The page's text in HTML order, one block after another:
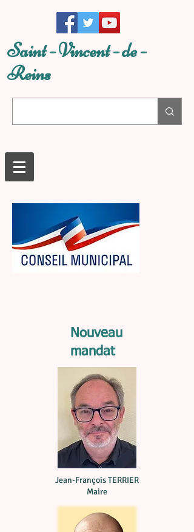
Saint - Vincent - de -
Reins
Nouveau
mandat
Jean-François TERRIER
Maire